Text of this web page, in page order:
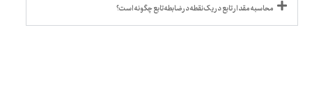
محاسبه مقدار تابع در یک نقطه در ضابطه تابع چگونه است؟